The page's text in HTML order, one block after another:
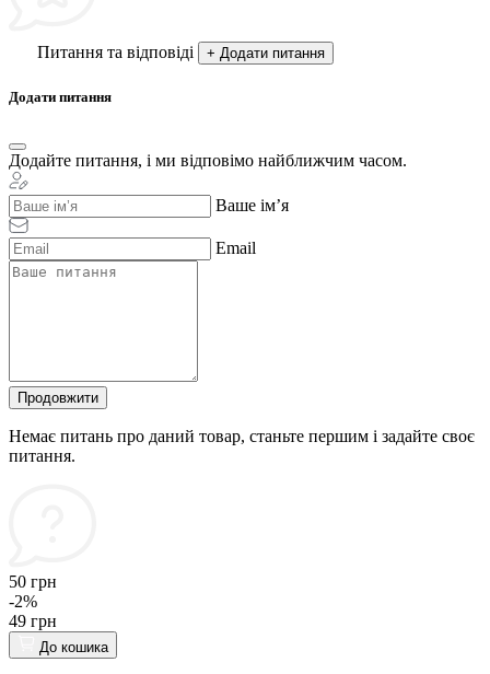
Питання та відповіді + Додати питання
Додати питання
Додайте питання, і ми відповімо найближчим часом.
Ваше ім’я
Email
Продовжити
Немає питань про даний товар, станьте першим і задайте своє
питання.
50 грн
-2%
49 грн
До кошика